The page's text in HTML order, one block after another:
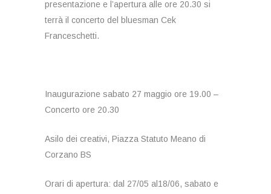
presentazione e l’apertura alle ore 20.30 si
terrà il concerto del bluesman Cek
Franceschetti.
Inaugurazione sabato 27 maggio ore 19.00 –
Concerto ore 20.30
Asilo dei creativi, Piazza Statuto Meano di
Corzano BS
Orari di apertura: dal 27/05 al18/06, sabato e